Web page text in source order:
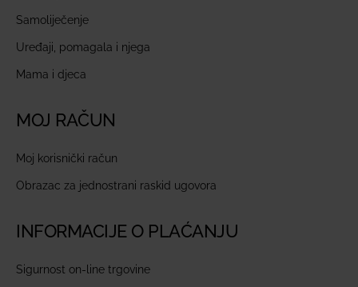
Samoliječenje
Uređaji, pomagala i njega
Mama i djeca
MOJ RAČUN
Moj korisnički račun
Obrazac za jednostrani raskid ugovora
INFORMACIJE O PLAĆANJU
Sigurnost on-line trgovine